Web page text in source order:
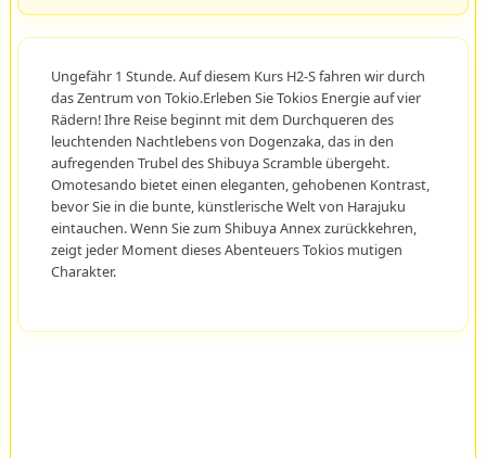
Ungefähr 1 Stunde. Auf diesem Kurs H2-S fahren wir durch
das Zentrum von Tokio.Erleben Sie Tokios Energie auf vier
Rädern! Ihre Reise beginnt mit dem Durchqueren des
leuchtenden Nachtlebens von Dogenzaka, das in den
aufregenden Trubel des Shibuya Scramble übergeht.
Omotesando bietet einen eleganten, gehobenen Kontrast,
bevor Sie in die bunte, künstlerische Welt von Harajuku
eintauchen. Wenn Sie zum Shibuya Annex zurückkehren,
zeigt jeder Moment dieses Abenteuers Tokios mutigen
Charakter.